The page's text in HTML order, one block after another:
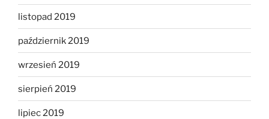
listopad 2019
październik 2019
wrzesień 2019
sierpień 2019
lipiec 2019